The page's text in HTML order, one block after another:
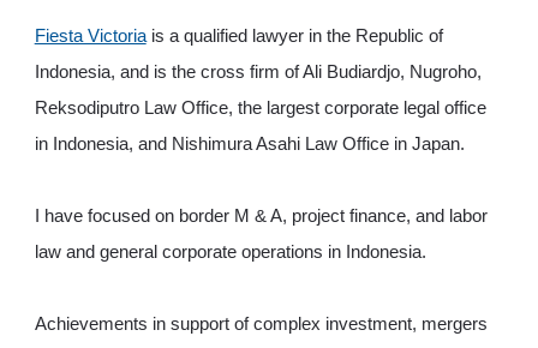
Fiesta Victoriais a qualified lawyer in the Republic of
Indonesia, and is the cross firm of Ali Budiardjo, Nugroho,
Reksodiputro Law Office, the largest corporate legal office
in Indonesia, and Nishimura Asahi Law Office in Japan.
I have focused on border M & A, project finance, and labor
law and general corporate operations in Indonesia.
Achievements in support of complex investment, mergers